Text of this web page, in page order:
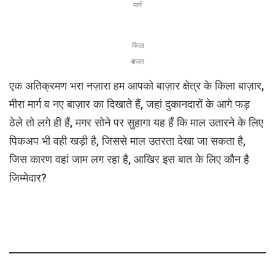
मार्ग
किला
बाज़ार
एक अतिक्रमण भरा नज़ारा हम आपको बाज़ार क्षेत्र के किला बाज़ार,
मीरा मार्ग व नए बाज़ार का दिखाते हैं, जहां दुकानदारों के आगे फड़
ठेले तो लगे ही हैं, मगर सोने पर सुहागा यह हैं कि माल उतारने के लिए
पिकअप भी वही खड़ी है, जिससे माल उतरता देखा जा सकता है,
जिस कारण वहां जाम लग रहा है, आखिर इस बात के लिए कौन है
जिम्मेदार?